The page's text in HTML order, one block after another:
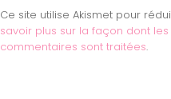
Ce site utilise Akismet pour
savoir plus sur la façon dont
commentaires sont traitées.